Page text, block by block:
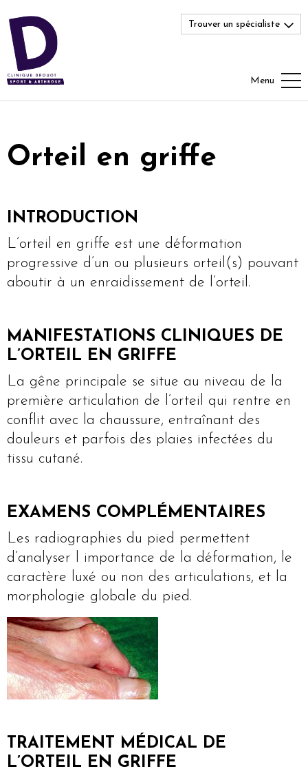
Trouver un spécialiste
Menu
Orteil en griffe
INTRODUCTION
L’orteil en griffe est une déformation
progressive d’un ou plusieurs orteil(s) pouvant
aboutir à un enraidissement de l’orteil.
MANIFESTATIONS CLINIQUES DE
L’ORTEIL EN GRIFFE
La gêne principale se situe au niveau de la
première articulation de l’orteil qui rentre en
conflit avec la chaussure, entraînant des
douleurs et parfois des plaies infectées du
tissu cutané.
EXAMENS COMPLÉMENTAIRES
Les radiographies du pied permettent
d’analyser l importance de la déformation, le
caractère luxé ou non des articulations, et la
morphologie globale du pied.
TRAITEMENT MÉDICAL DE
L’ORTEIL EN GRIFFE